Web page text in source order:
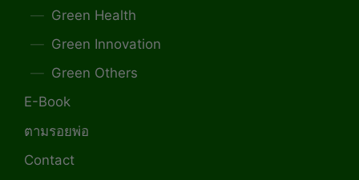
Green Health
Green Innovation
Green Others
E-Book
ตามรอยพ่อ
Contact